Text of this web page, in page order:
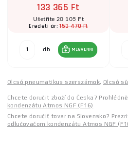
133 365 Ft
Ušetříte 20 105 Ft
Eredeti ár:153 470 Ft
db MEGVENNI
Olcsó pneumatikus szerszámok, Olcsó
Chcete doručit zboží do Česka?
kondenzátu Atmos NGF (F16)
Chcete doručiť tovar na Slovensko?
odlučovačom kondenzátu Atmos NGF